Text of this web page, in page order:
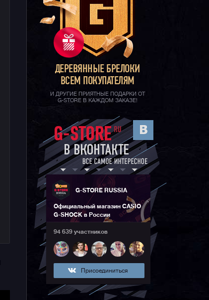
ДЕРЕВЯННЫЕ БРЕЛОКИ
ВСЕМ ПОКУПАТЕЛЯМ
И ДРУГИЕ ПРИЯТНЫЕ ПОДАРКИ ОТ
G-STORE В КАЖДОМ ЗАКАЗЕ!
G-STORE RUSSIA
Официальный магазин CASIO
G-SHOCK в России
94 639 участников
Присоединиться